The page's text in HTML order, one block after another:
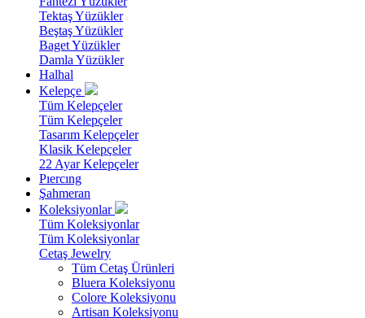
Tektaş Yüzükler
Beştaş Yüzükler
Baget Yüzükler
Damla Yüzükler
Halhal
Kelepçe
Tüm Kelepçeler
Tüm Kelepçeler
Tasarım Kelepçeler
Klasik Kelepçeler
22 Ayar Kelepçeler
Pıercıng
Şahmeran
Koleksiyonlar
Tüm Koleksiyonlar
Tüm Koleksiyonlar
Cetaş Jewelry
Tüm Cetaş Ürünleri
Bluera Koleksiyonu
Colore Koleksiyonu
Artisan Koleksiyonu